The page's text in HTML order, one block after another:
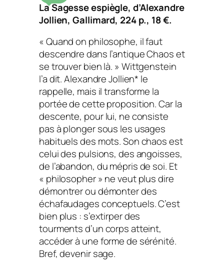
La Sagesse espiègle, d’Alexandre
Jollien, Gallimard, 224 p., 18 €.
« Quand on philosophe, il faut
descendre dans l’antique Chaos et
se trouver bien là. » Wittgenstein
l’a dit. Alexandre Jollien* le
rappelle, mais il transforme la
portée de cette proposition. Car la
descente, pour lui, ne consiste
pas à plonger sous les usages
habituels des mots. Son chaos est
celui des pulsions, des angoisses,
de l’abandon, du mépris de soi. Et
« philosopher » ne veut plus dire
démontrer ou démonter des
échafaudages conceptuels. C’est
bien plus : s’extirper des
tourments d’un corps atteint,
accéder à une forme de sérénité.
Bref, devenir sage.